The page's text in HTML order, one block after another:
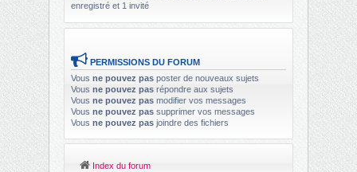
enregistré et 1 invité
PERMISSIONS DU FORUM
Vous ne pouvez pas poster de nouveaux sujets
Vous ne pouvez pas répondre aux sujets
Vous ne pouvez pas modifier vos messages
Vous ne pouvez pas supprimer vos messages
Vous ne pouvez pas joindre des fichiers
Index du forum